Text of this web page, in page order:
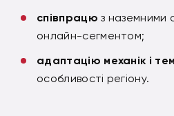
співпрацю з наземними
онлайн-сегментом;
адаптацію механік і
особливості регіону.